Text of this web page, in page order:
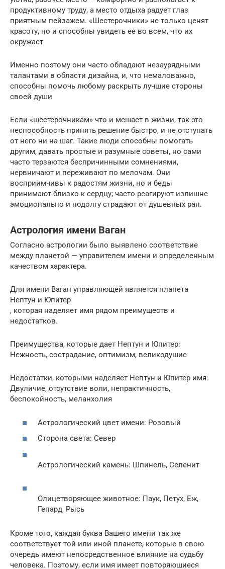
продуктивному труду, а место отдыха радует глаз
приятным пейзажем. «Шестерочники» не только ценят
красоту, но и способны увидеть ее во всем, что их
окружает
Именно поэтому они часто обладают незаурядными
талантами в области дизайна, и, что немаловажно,
способны помочь любому раскрыть лучшие стороны
своей души
Если «шестерочникам» что и мешает в жизни, так это
неспособность принять решение быстро, и не отступать
от него ни на шаг. Такие люди способны помогать
другим, давать простые и разумные советы, но сами
часто терзаются беспричинными сомнениями,
нервничают и переживают по мелочам. Они
восприимчивы к радостям жизни, но и беды
принимают близко к сердцу; часто реагируют излишне
эмоционально и подолгу страдают от душевных ран.
Астрология имени Ваган
Согласно астрологии было выявлено соответствие
между планетой — управителем имени и определенным
качеством характера.
Для имени Ваган управляющей является планета
Нептун и Юпитер
, которая наделяет имя рядом преимуществ и
недостатков.
Преимущества, которые дает Нептун и Юпитер:
Нежность, сострадание, оптимизм, великодушие
Недостатки, которыми наделяет Нептун и Юпитер имя:
Двуличие, отсутствие воли, непрактичность,
беспокойность, меланхолия
Астрологический цвет имени: Розовый
Сторона света: Север
Астрологический камень: Шпинель, Селенит
Олицетворяющее животное: Паук, Петух, Еж,
Гепард, Рысь
Кроме того, каждая буква Вашего имени так же
соответствует той или иной планете, которые в свою
очередь имеют непосредственное влияние на судьбу
человека. Поэтому, если имя имеет повторяющиеся